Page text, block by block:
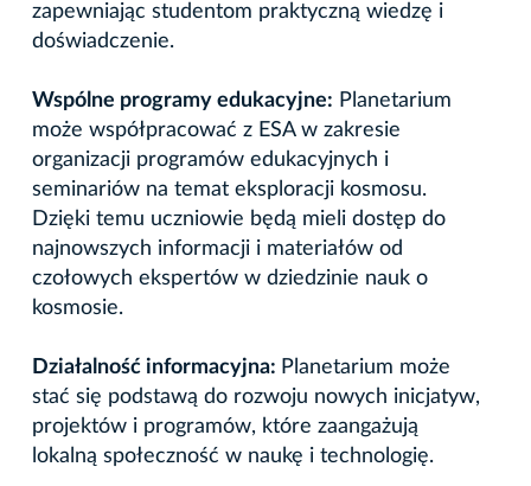
zapewniając studentom praktyczną wiedzę i
doświadczenie.
Wspólne programy edukacyjne: Planetarium
może współpracować z ESA w zakresie
organizacji programów edukacyjnych i
seminariów na temat eksploracji kosmosu.
Dzięki temu uczniowie będą mieli dostęp do
najnowszych informacji i materiałów od
czołowych ekspertów w dziedzinie nauk o
kosmosie.
Działalność informacyjna: Planetarium może
stać się podstawą do rozwoju nowych inicjatyw,
projektów i programów, które zaangażują
lokalną społeczność w naukę i technologię.